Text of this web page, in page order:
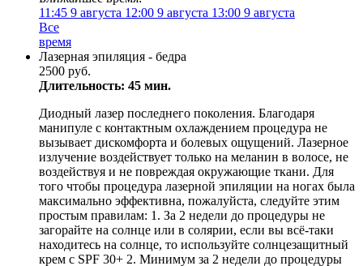
11:45 9 августа 12:00 9 августа 13:00 9 августа
Все
время
Лазерная эпиляция - бедра
2500 руб.
Длительность: 45 мин.
Диодный лазер последнего поколения. Благодаря
манипуле с контактным охлаждением процедура не
вызывает дискомфорта и болевых ощущений. Лазерное
излучение воздействует только на меланин в волосе, не
воздействуя и не повреждая окружающие ткани. Для
того чтобы процедура лазерной эпиляции на ногах была
максимально эффективна, пожалуйста, следуйте этим
простым правилам: 1. За 2 недели до процедуры не
загорайте на солнце или в солярии, если вы всё-таки
находитесь на солнце, то используйте солнцезащитный
крем с SPF 30+ 2. Минимум за 2 недели до процедуры